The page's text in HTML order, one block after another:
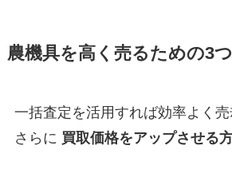
農機具を高く売るための3
一括査定を活用すれば効率よく売
さらに 買取価格をアップさせる